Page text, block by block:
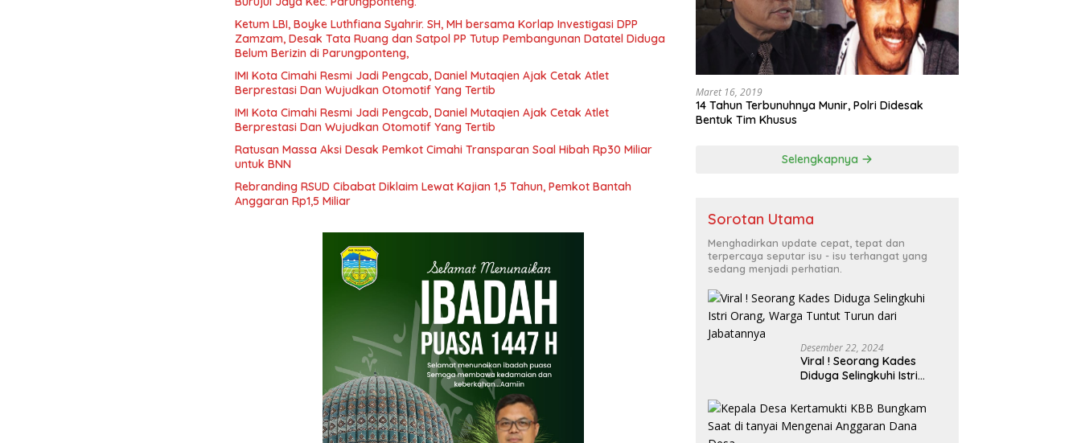
Ketum LBI, Boyke Luthfiana Syahrir. SH, MH bersama Korlap Investigasi DPP
Zamzam, Desak Tata Ruang dan Satpol PP Tutup Pembangunan Datatel Diduga
Belum Berizin di Parungponteng,
IMI Kota Cimahi Resmi Jadi Pengcab, Daniel Mutaqien Ajak Cetak Atlet
Berprestasi Dan Wujudkan Otomotif Yang Tertib
IMI Kota Cimahi Resmi Jadi Pengcab, Daniel Mutaqien Ajak Cetak Atlet
Berprestasi Dan Wujudkan Otomotif Yang Tertib
Ratusan Massa Aksi Desak Pemkot Cimahi Transparan Soal Hibah Rp30 Miliar
untuk BNN
Rebranding RSUD Cibabat Diklaim Lewat Kajian 1,5 Tahun, Pemkot Bantah
Anggaran Rp1,5 Miliar
Maret 16, 2019
14 Tahun Terbunuhnya Munir, Polri Didesak
Bentuk Tim Khusus
Selengkapnya
Sorotan Utama
Menghadirkan update cepat, tepat dan
terpercaya seputar isu - isu terhangat yang
sedang menjadi perhatian.
Desember 22, 2024
Viral ! Seorang Kades
Diduga Selingkuhi Istri
Turun dari Jabatannya